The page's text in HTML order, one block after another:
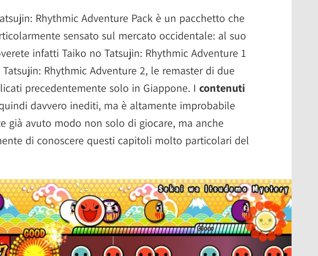
Rhythmic Adventure Pack è un pacchetto che
sensato sul mercato occidentale: al suo
infatti Taiko no Tatsujin: Rhythmic Adventure 1
Rhythmic Adventure 2, le remaster di due
precedentemente solo in Giappone. I contenuti
davvero inediti, ma è altamente improbabile
già avuto modo non solo di giocare, ma anche
di conoscere questi capitoli molto particolari del